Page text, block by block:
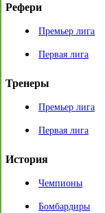
Рефери
Премьер лига
Первая лига
Тренеры
Премьер лига
Первая лига
История
Чемпионы
Бомбардиры